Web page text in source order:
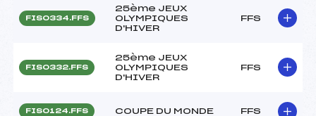
FIS0334.FFS
25ème JEUX
OLYMPIQUES
D'HIVER
FFS
FIS0332.FFS
25ème JEUX
OLYMPIQUES
D'HIVER
FFS
FIS0124.FFS COUPE DU MONDE FFS